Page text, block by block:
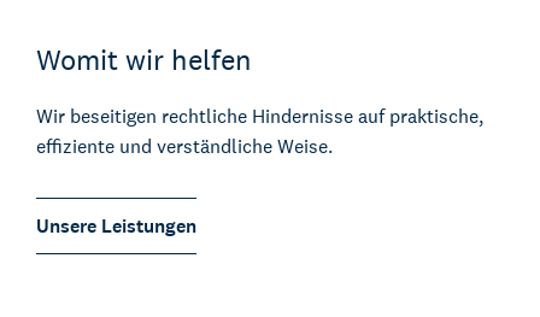
Womit wir helfen
Wir beseitigen rechtliche Hindernisse auf praktische,
effiziente und verständliche Weise.
Unsere Leistungen